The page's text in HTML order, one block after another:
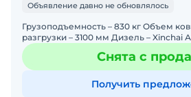
Объявление давно не обновлялось
Грузоподъемность – 830 кг Объем ковша –
разгрузки – 3100 мм Дизель – Xinchai
лицензии Perkins) Мощность двигателя
Снята с
Получить